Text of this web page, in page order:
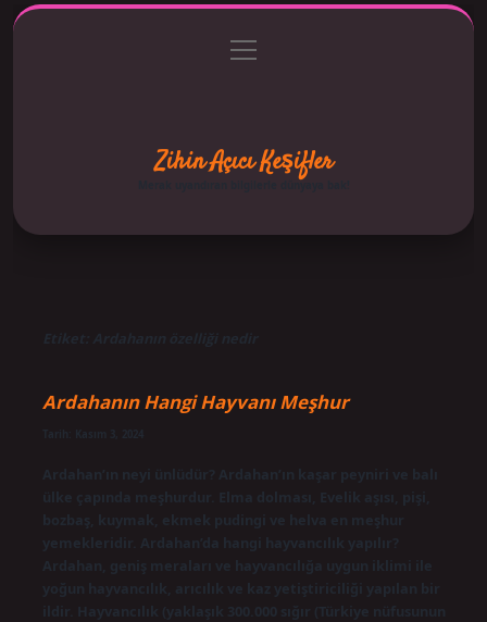
Gizlilik Politikası
menüyü
aç
Zihin Açıcı Keşifler
Merak uyandıran bilgilerle dünyaya bak!
Etiket: Ardahanın özelliği nedir
Ardahanın Hangi Hayvanı Meşhur
Ardahan’ın neyi ünlüdür? Ardahan’ın kaşar peyniri ve balı
ülke çapında meşhurdur. Elma dolması, Evelik aşısı, pişi,
bozbaş, kuymak, ekmek pudingi ve helva en meşhur
yemekleridir. Ardahan’da hangi hayvancılık yapılır?
Ardahan, geniş meraları ve hayvancılığa uygun iklimi ile
yoğun hayvancılık, arıcılık ve kaz yetiştiriciliği yapılan bir
ildir. Hayvancılık (yaklaşık 300.000 sığır (Türkiye nüfusunun